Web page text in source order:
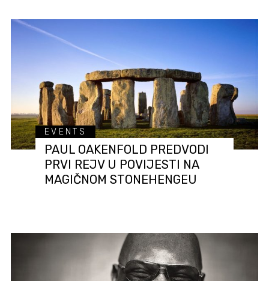
EVENTS
PAUL OAKENFOLD PREDVODI
PRVI REJV U POVIJESTI NA
MAGIČNOM STONEHENGEU